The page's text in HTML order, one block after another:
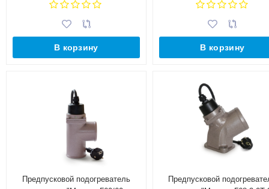
В корзину В корзину
Предпусковой подогреватель
Предпусковой